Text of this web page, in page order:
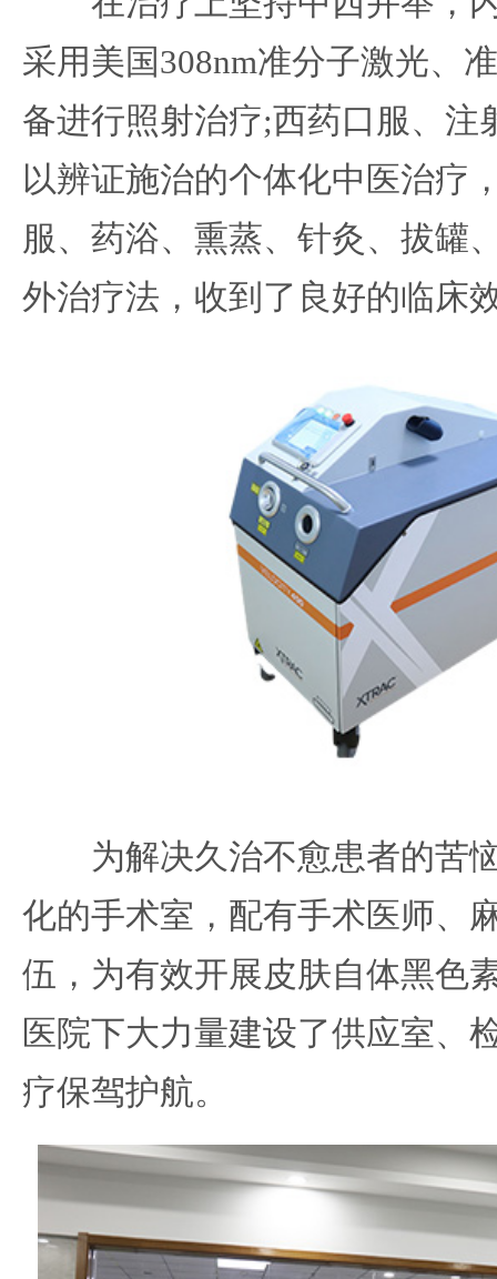
采用美国308nm准分子激光、
备进行照射治疗;西药口服、注
以辨证施治的个体化中医治疗
服、药浴、熏蒸、针灸、拔罐
外治疗法，收到了良好的临床
为解决久治不愈患者的苦
化的手术室，配有手术医师、
伍，为有效开展皮肤自体黑色
医院下大力量建设了供应室、
疗保驾护航。